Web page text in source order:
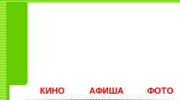
КИНО АФИША ФОТО